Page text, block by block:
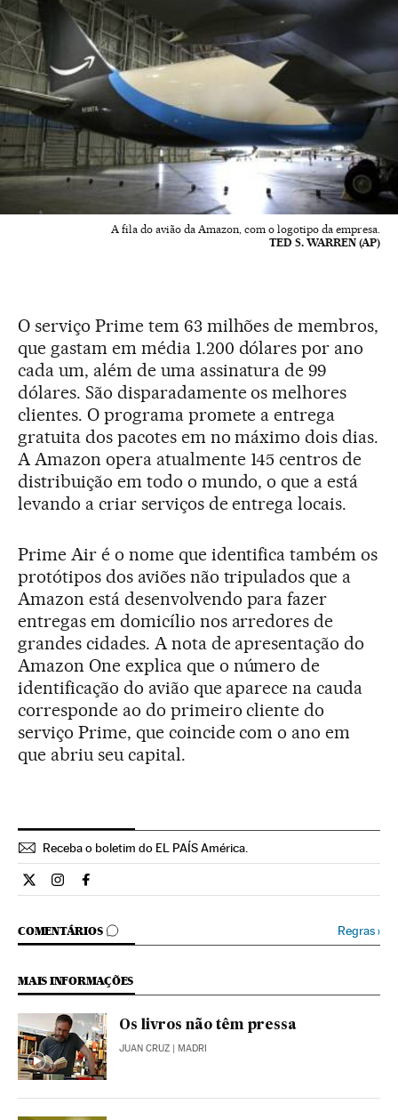
A fila do avião da Amazon, com o logotipo da empresa.
TED S. WARREN (AP)
O serviço Prime tem 63 milhões de membros,
que gastam em média 1.200 dólares por ano
cada um, além de uma assinatura de 99
dólares. São disparadamente os melhores
clientes. O programa promete a entrega
gratuita dos pacotes em no máximo dois dias.
A Amazon opera atualmente 145 centros de
distribuição em todo o mundo, o que a está
levando a criar serviços de entrega locais.
Prime Air é o nome que identifica também os
protótipos dos aviões não tripulados que a
Amazon está desenvolvendo para fazer
entregas em domicílio nos arredores de
grandes cidades. A nota de apresentação do
Amazon One explica que o número de
identificação do avião que aparece na cauda
corresponde ao do primeiro cliente do
serviço Prime, que coincide com o ano em
que abriu seu capital.
Receba o boletim do EL PAÍS América.
Economia El País Brasil en Twitter
Economia El País Brasil en Instagram
Economia El País Brasil en Facebook
COMENTÁRIOS
COMENTÁRIOS Regras›
MAIS INFORMAÇÕES
Os livros não têm pressa
JUAN CRUZ | MADRI